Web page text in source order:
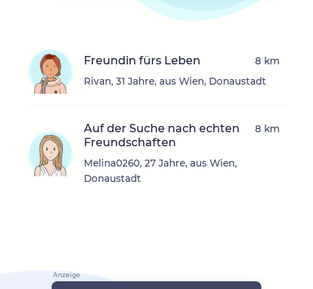
Freundin fürs Leben
Rivan, 31 Jahre, aus Wien, Donaustadt
8 km
Auf der Suche nach echten
Freundschaften
Melina0260, 27 Jahre, aus Wien,
Donaustadt
8 km